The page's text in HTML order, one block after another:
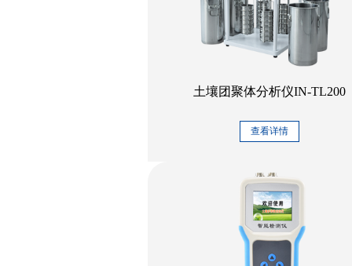
土壤团聚体分析仪IN-TL200
查看详情